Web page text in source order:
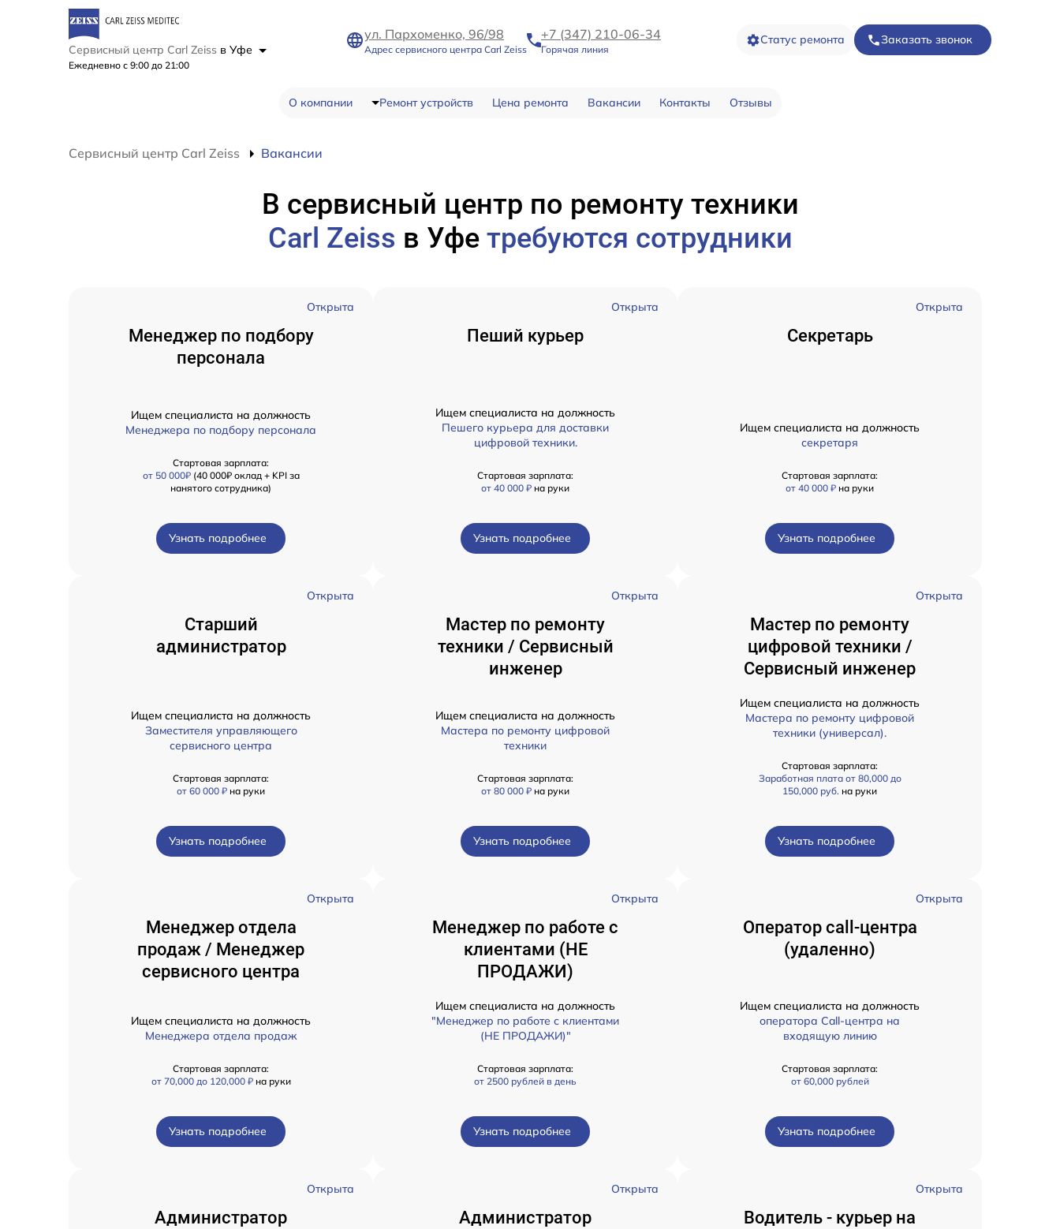
Сервисный центр Carl Zeiss в Уфе
Ежедневно с 9:00 до 21:00
ул. Пархоменко, 96/98
Адрес сервисного центра Carl Zeiss
+7 (347) 210-06-34
Горячая линия
Статус ремонта Заказать звонок
О компании Ремонт устройств Цена ремонта Вакансии Контакты Отзывы
Сервисный центр Carl Zeiss Вакансии
В сервисный центр по ремонту техники
Carl Zeiss в Уфе требуются сотрудники
Открыта
Менеджер по подбору
персонала
Ищем специалиста на должность
Менеджера по подбору персонала
Стартовая зарплата:
от 50 000₽(40 000₽ оклад + KPI за
нанятого сотрудника)
Узнать подробнее
Открыта
Пеший курьер
Ищем специалиста на должность
Пешего курьера для доставки
цифровой техники.
Стартовая зарплата:
от 40 000 ₽ на руки
Узнать подробнее
Открыта
Секретарь
Ищем специалиста на должность
секретаря
Стартовая зарплата:
от 40 000 ₽ на руки
Узнать подробнее
Открыта
Старший
администратор
Ищем специалиста на должность
Заместителя управляющего
сервисного центра
Стартовая зарплата:
от 60 000 ₽ на руки
Узнать подробнее
Открыта
Мастер по ремонту
техники / Сервисный
инженер
Ищем специалиста на должность
Мастера по ремонту цифровой
техники
Стартовая зарплата:
от 80 000 ₽ на руки
Узнать подробнее
Открыта
Мастер по ремонту
цифровой техники /
Сервисный инженер
Ищем специалиста на должность
Мастера по ремонту цифровой
техники (универсал).
Стартовая зарплата:
Заработная плата от 80,000 до
150,000 руб. на руки
Узнать подробнее
Открыта
Менеджер отдела
продаж / Менеджер
сервисного центра
Ищем специалиста на должность
Менеджера отдела продаж
Стартовая зарплата:
от 70,000 до 120,000 ₽ на руки
Узнать подробнее
Открыта
Менеджер по работе с
клиентами (НЕ
ПРОДАЖИ)
Ищем специалиста на должность
"Менеджер по работе с клиентами
(НЕ ПРОДАЖИ)"
Стартовая зарплата:
от 2500 рублей в день
Узнать подробнее
Открыта
Оператор call-центра
(удаленно)
Ищем специалиста на должность
оператора Call-центра на
входящую линию
Стартовая зарплата:
от 60,000 рублей
Узнать подробнее
Открыта
Администратор
Открыта
Администратор
Открыта
Водитель - курьер на